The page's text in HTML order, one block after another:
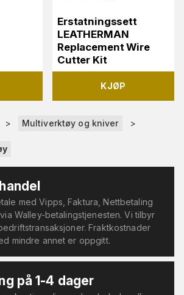
Erstatningssett
LEATHERMAN
Replacement Wire
Cutter Kit
KJØP
> Multiverktøy og kniver >
med Vipps, Faktura, Nettbetaling
Walley-betalingstjenesten. Vi tilbyr
Fraktkostnader
mindre annet er oppgitt.
på 1-4 dager